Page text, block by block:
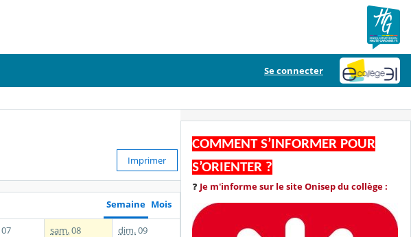
Se connecter
Imprimer
Semaine Mois
07 sam.08 dim.09
COMMENT S’INFORMER POUR
S’ORIENTER ?
❓ Je m'informe sur le site Onisep du collège :